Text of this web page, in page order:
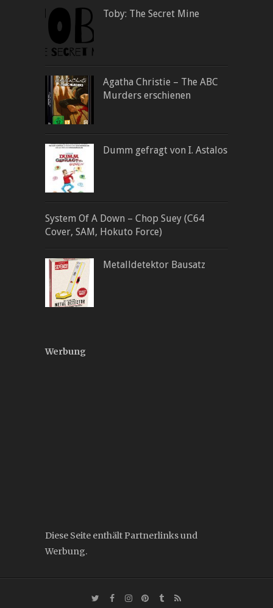
Toby: The Secret Mine
Agatha Christie – The ABC
Murders erschienen
Dumm gefragt von I. Astalos
System Of A Down – Chop Suey (C64
Cover, SAM, Hokuto Force)
Metalldetektor Bausatz
Werbung
Diese Seite enthält Partnerlinks und
Werbung.